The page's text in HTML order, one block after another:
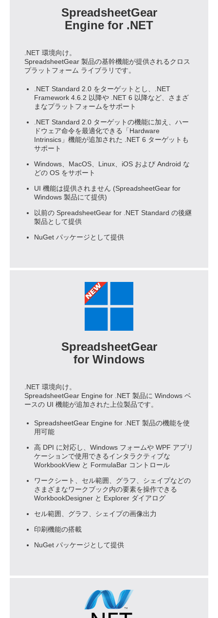
リリース
SpreadsheetGear 2017 (Ver. 8) ビルド 8.7.4
2021.05.05
SpreadsheetGear 2017 (Ver. 8) ビルド 8.6.1
リリース
2020.10.26
SpreadsheetGear 2017 (Ver. 8) ビルド 8.5.2
リリース
2020.05.08
SpreadsheetGear 2017 (Ver. 8) ビルド 8.4.1
リリース
リリース
2018.10.28
SpreadsheetGear 2017 (Ver. 8) ビルド
8.1.56 リリース
2018.04.30
SpreadsheetGear 2017 (Ver. 8) ビルド
SpreadsheetGear 2012 (Ver. 7) ビルド
7.4.33 リリース
SpreadsheetGear 2012 (Ver. 7) ビルド
7.4.17 リリース
リリース
SpreadsheetGear
Engine for .NET
.NET 環境向け。
SpreadsheetGear 製品の基幹機能が提供されるクロス
プラットフォーム ライブラリです。
.NET Standard 2.0 をターゲットとし、.NET
Framework 4.6.2 以降や .NET 6 以降など、さまざ
まなプラットフォームをサポート
.NET Standard 2.0 ターゲットの機能に加え、ハー
ドウェア命令を最適化できる「Hardware
Intrinsics」機能が追加された .NET 6 ターゲットも
サポート
Windows、MacOS、Linux、iOS および Android な
どの OS をサポート
UI 機能は提供されません (SpreadsheetGear for
Windows 製品にて提供)
以前の SpreadsheetGear for .NET Standard の後継
製品として提供
NuGet パッケージとして提供
SpreadsheetGear
for Windows
.NET 環境向け。
SpreadsheetGear Engine for .NET 製品に Windows ベ
ースの UI 機能が追加された上位製品です。
SpreadsheetGear Engine for .NET 製品の機能を使
用可能
高 DPI に対応し、Windows フォームや WPF アプリ
ケーションで使用できるインタラクティブな
WorkbookView と FormulaBar コントロール
ワークシート、セル範囲、グラフ、シェイプなどの
さまざまなワークブック内の要素を操作できる
WorkbookDesigner と Explorer ダイアログ
セル範囲、グラフ、シェイプの画像出力
印刷機能の搭載
NuGet パッケージとして提供